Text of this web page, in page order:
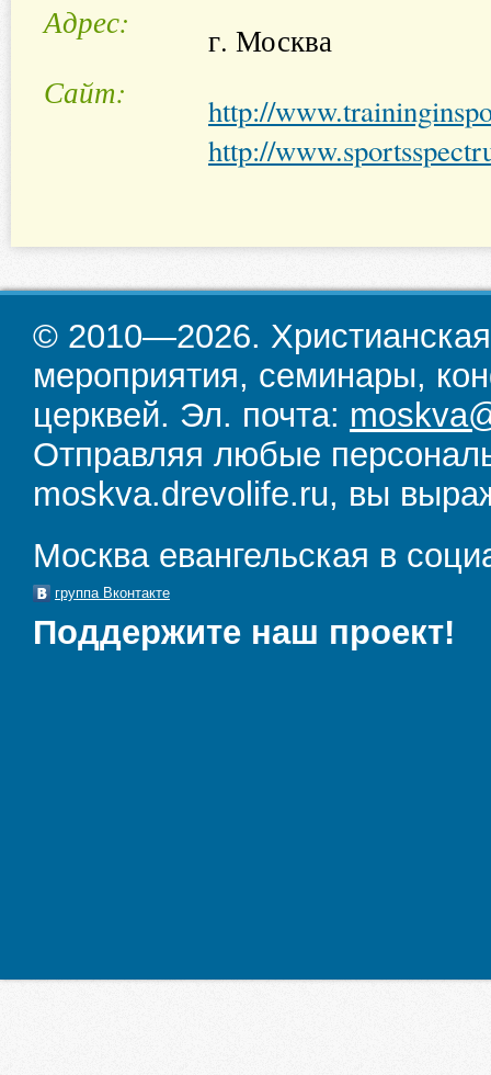
Адрес
г. Москва
Сайт
http://
http://
© 2010—2026.
мероприятия, семинары,
церквей. Эл. почта:
Отправляя любые
moskva.drevolife.ru, вы
Москва евангельская в
группа Вконтакте
Поддержите наш проект!